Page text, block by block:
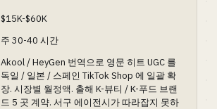
$15K-$60K
주 30-40 시간
Akool / HeyGen 번역으로 영문 히트 UGC 를
독일 / 일본 / 스페인 TikTok Shop 에 일괄 확
장. 시장별 월정액. 출해 K-뷰티 / K-푸드 브랜
드 5 곳 계약. 서구 에이전시가 따라잡지 못하